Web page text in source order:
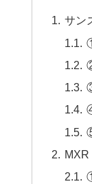
サン
MXR